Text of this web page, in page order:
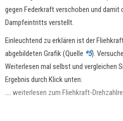
gegen Federkraft verschoben und damit
Dampfeintritts verstellt.
Einleuchtend zu erklären ist der
abgebildeten Grafik (Quelle *5).
Weiterlesen mal selbst und vergleichen
Ergebnis durch Klick unten:
.... weiterlesen zum Fliehkraft-